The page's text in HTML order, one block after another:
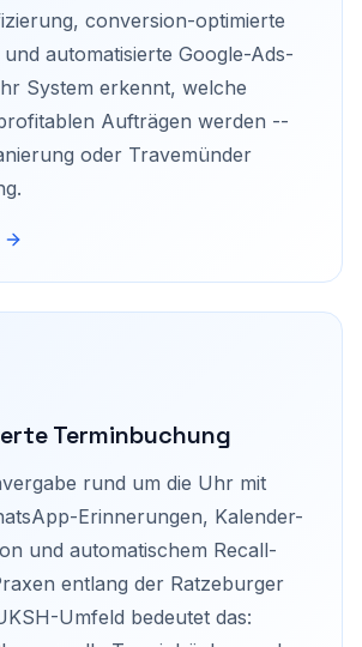
conversion-optimierte
und automatisierte Google-Ads-
System erkennt, welche
Aufträgen werden --
oder Travemünder
Terminbuchung
rund um die Uhr mit
Erinnerungen, Kalender-
und automatischem Recall-
entlang der Ratzeburger
Umfeld bedeutet das: